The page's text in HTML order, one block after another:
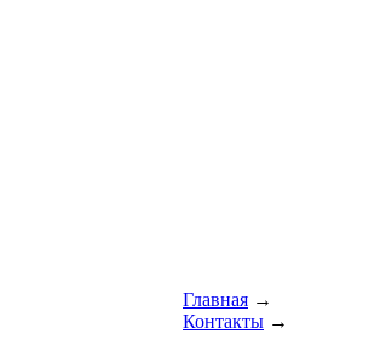
Главная →
Контакты →